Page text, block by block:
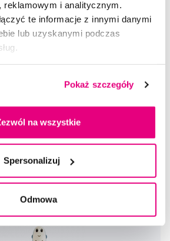
reklamowym i analitycznym.
te informacje z innymi danymi
lub uzyskanymi podczas
Pokaż szczegóły
na wszystkie
Spersonalizuj
Odmowa
niebieski
Dostępny 5 szt
Natychmiast w1 sklepie